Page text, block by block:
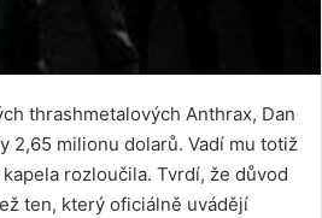
thrashmetalových Anthrax, Dan
2,65 milionu dolarů. Vadí mu totiž
rozloučila. Tvrdí, že důvod
ten, který oficiálně uvádějí